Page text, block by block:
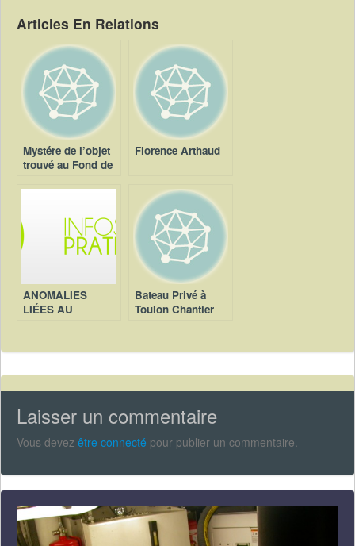
Articles En Relations
Mystére de l’objet
trouvé au Fond de
Florence Arthaud
ANOMALIES
LIÉES AU
Bateau Privé à
Toulon Chantier
Laisser un commentaire
Vous devez être connecté pour publier un commentaire.